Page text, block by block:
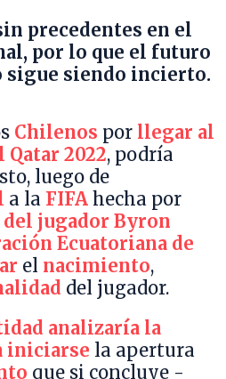
precedentes en el
por lo que el futuro
sigue siendo incierto.
Chilenos por llegar al
2022, podría
luego de
a la FIFA hecha por
jugador Byron
Ecuatoriana de
el nacimiento,
del jugador.
analizaría la
iniciarse la apertura
que si concluye -